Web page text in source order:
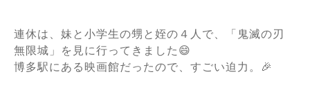
連休は、妹と小学生の甥と姪の４人で、「鬼滅の刃
無限城」を見に行ってきました😄
博多駅にある映画館だったので、すごい迫力。🎉